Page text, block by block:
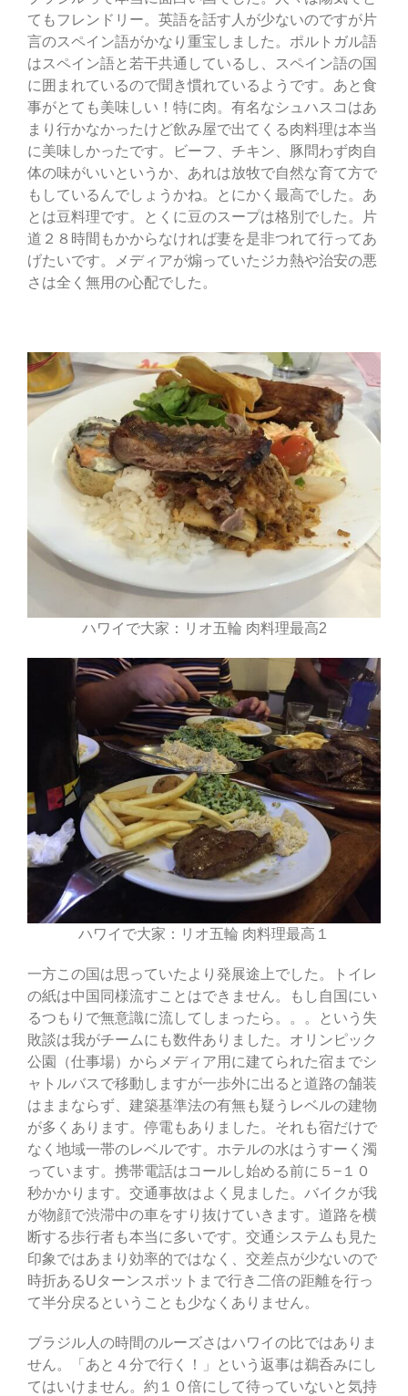
てもフレンドリー。英語を話す人が少ないのですが片
言のスペイン語がかなり重宝しました。ポルトガル語
はスペイン語と若干共通しているし、スペイン語の国
に囲まれているので聞き慣れているようです。あと食
事がとても美味しい！特に肉。有名なシュハスコはあ
まり行かなかったけど飲み屋で出てくる肉料理は本当
に美味しかったです。ビーフ、チキン、豚問わず肉自
体の味がいいというか、あれは放牧で自然な育て方で
もしているんでしょうかね。とにかく最高でした。あ
とは豆料理です。とくに豆のスープは格別でした。片
道２８時間もかからなければ妻を是非つれて行ってあ
げたいです。メディアが煽っていたジカ熱や治安の悪
さは全く無用の心配でした。
ハワイで大家：リオ五輪 肉料理最高2
ハワイで大家：リオ五輪 肉料理最高１
一方この国は思っていたより発展途上でした。トイレ
の紙は中国同様流すことはできません。もし自国にい
るつもりで無意識に流してしまったら。。。という失
敗談は我がチームにも数件ありました。オリンピック
公園（仕事場）からメディア用に建てられた宿までシ
ャトルバスで移動しますが一歩外に出ると道路の舗装
はままならず、建築基準法の有無も疑うレベルの建物
が多くあります。停電もありました。それも宿だけで
なく地域一帯のレベルです。ホテルの水はうすーく濁
っています。携帯電話はコールし始める前に５−１０
秒かかります。交通事故はよく見ました。バイクが我
が物顔で渋滞中の車をすり抜けていきます。道路を横
断する歩行者も本当に多いです。交通システムも見た
印象ではあまり効率的ではなく、交差点が少ないので
時折あるUターンスポットまで行き二倍の距離を行っ
て半分戻るということも少なくありません。
ブラジル人の時間のルーズさはハワイの比ではありま
せん。「あと４分で行く！」という返事は鵜呑みにし
てはいけません。約１０倍にして待っていないと気持